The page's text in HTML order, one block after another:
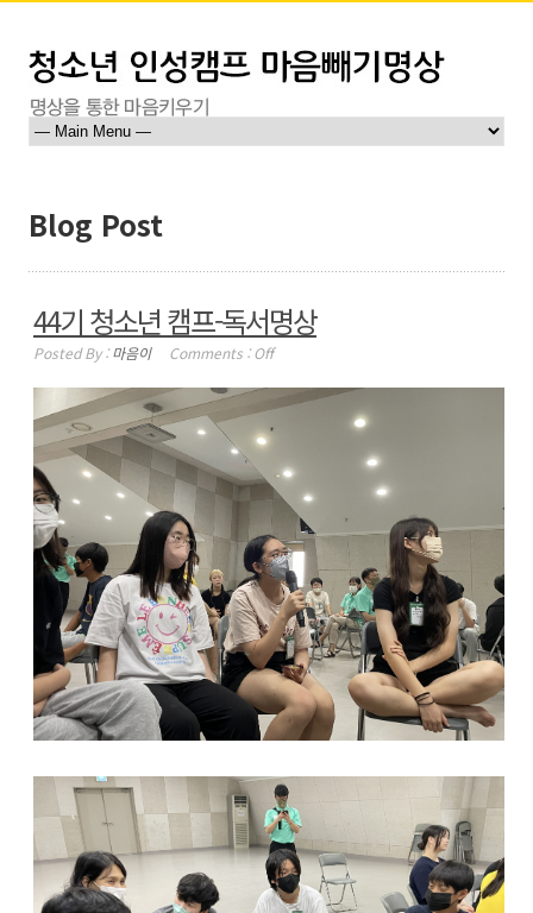
Blog Post
44기 청소년 캠프-독서명상
Posted By :마음이 Comments :Off